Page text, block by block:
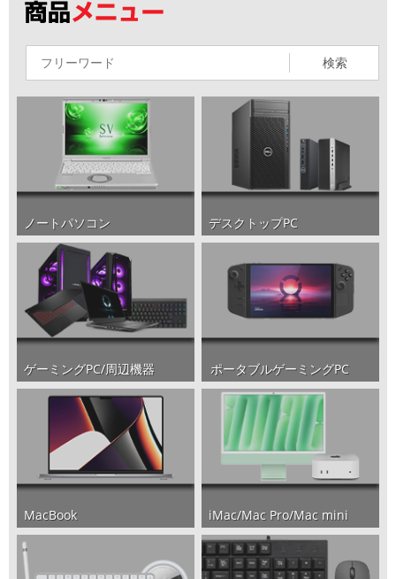
検索
ノートパソコン デスクトップPC
ゲーミングPC/周辺機器 ポータブルゲーミングPC
MacBook iMac/Mac Pro/Mac mini